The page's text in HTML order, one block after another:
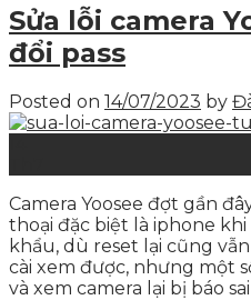
Sửa lỗi camera
đổi pass
Posted on 14/07/2023 by
Camera Yoosee đợt gần
thoại đặc biệt là iphone khi
khẩu, dù reset lại cũng
cài xem được, nhưng một
và xem camera lại bị báo